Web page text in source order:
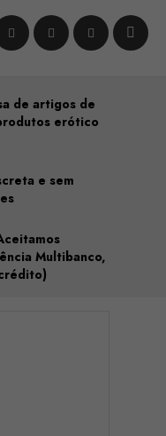
de artigos de
erótico
e sem
Multibanco,